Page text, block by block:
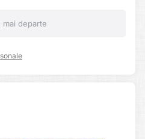
mai departe